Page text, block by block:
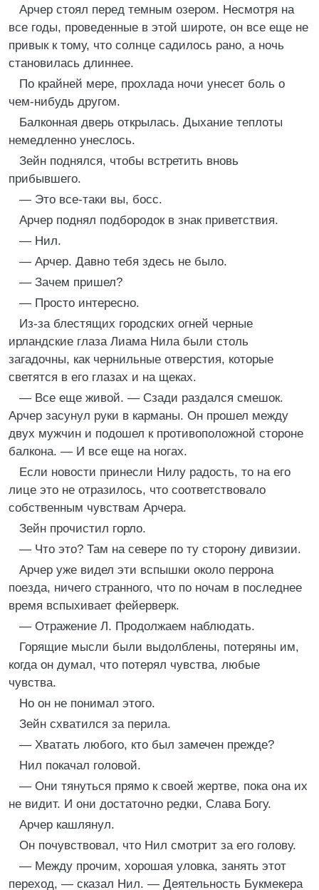
Арчер стоял перед темным озером. Несмотря на
все годы, проведенные в этой широте, он все еще не
привык к тому, что солнце садилось рано, а ночь
становилась длиннее.
По крайней мере, прохлада ночи унесет боль о
чем-нибудь другом.
Балконная дверь открылась. Дыхание теплоты
немедленно унеслось.
Зейн поднялся, чтобы встретить вновь
прибывшего.
— Это все-таки вы, босс.
Арчер поднял подбородок в знак приветствия.
— Нил.
— Арчер. Давно тебя здесь не было.
— Зачем пришел?
— Просто интересно.
Из-за блестящих городских огней черные
ирландские глаза Лиама Нила были столь
загадочны, как чернильные отверстия, которые
светятся в его глазах и на щеках.
— Все еще живой. — Сзади раздался смешок.
Арчер засунул руки в карманы. Он прошел между
двух мужчин и подошел к противоположной стороне
балкона. — И все еще на ногах.
Если новости принесли Нилу радость, то на его
лице это не отразилось, что соответствовало
собственным чувствам Арчера.
Зейн прочистил горло.
— Что это? Там на севере по ту сторону дивизии.
Арчер уже видел эти вспышки около перрона
поезда, ничего странного, что по ночам в последнее
время вспыхивает фейерверк.
— Отражение Л. Продолжаем наблюдать.
Горящие мысли были выдолблены, потеряны им,
когда он думал, что потерял чувства, любые
чувства.
Но он не понимал этого.
Зейн схватился за перила.
— Хватать любого, кто был замечен прежде?
Нил покачал головой.
— Они тянуться прямо к своей жертве, пока она их
не видит. И они достаточно редки, Слава Богу.
Арчер кашлянул.
Он почувствовал, что Нил смотрит за его голову.
— Между прочим, хорошая уловка, занять этот
переход, — сказал Нил. — Деятельность Букмекера